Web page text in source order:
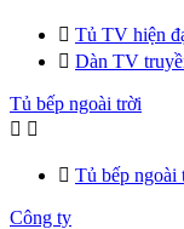
 Tủ TV hiện
 Dàn TV
Tủ bếp ngoài trời
 
 Tủ bếp ngoài
Công ty